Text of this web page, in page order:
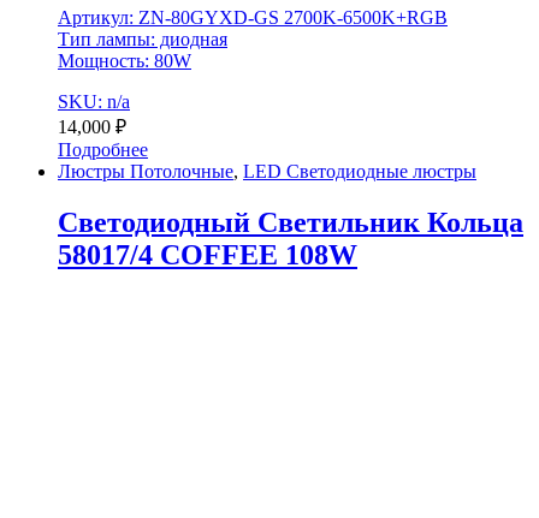
Артикул: ZN-80GYXD-GS 2700K-6500K+RGB
Тип лампы: диодная
Мощность: 80W
SKU: n/a
14,000 ₽
Подробнее
Люстры Потолочные, LED Светодиодные люстры
Светодиодный Светильник Кольца
58017/4 COFFEE 108W